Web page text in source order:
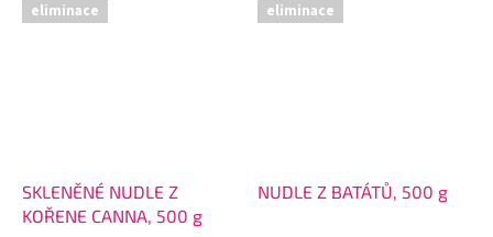
eliminace
SKLENĚNÉ NUDLE Z
KOŘENE CANNA, 500 g
eliminace
NUDLE Z BATÁTŮ, 500 g